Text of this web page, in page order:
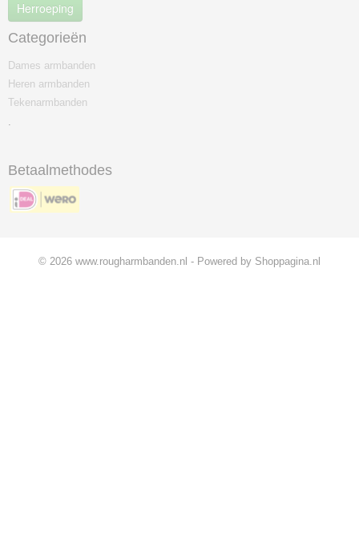
Herroeping
Categorieën
Dames armbanden
Heren armbanden
Tekenarmbanden
.
Betaalmethodes
© 2026 www.rougharmbanden.nl - Powered by Shoppagina.nl